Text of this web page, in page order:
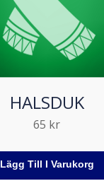
HALSDUK
65 kr
Lägg Till I Varukorg